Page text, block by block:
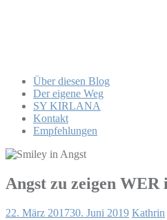
Über diesen Blog
Der eigene Weg
SY KIRLANA
Kontakt
Empfehlungen
Angst zu zeigen WER
22. März 201730. Juni 2019 Kathrin